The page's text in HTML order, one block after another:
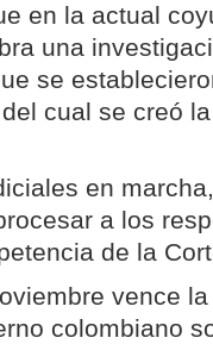
en la actual
una
se
cual se creó
en
a los
de la
vence
colombiano